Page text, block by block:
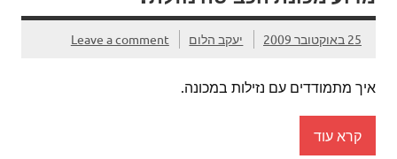
25 באוקטובר 2009 יעקב הלום Leave a comment
איך מתמודדים עם נזילות במכונה.
קרא עוד